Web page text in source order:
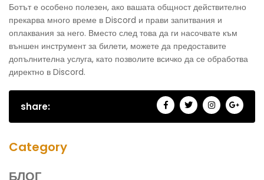
Ботът е особено полезен, ако вашата общност действително
прекарва много време в Discord и прави запитвания и
оплаквания за него. Вместо след това да ги насочвате към
външен инструмент за билети, можете да предоставите
допълнителна услуга, като позволите всичко да се обработва
директно в Discord.
share:
Category
БЛОГ